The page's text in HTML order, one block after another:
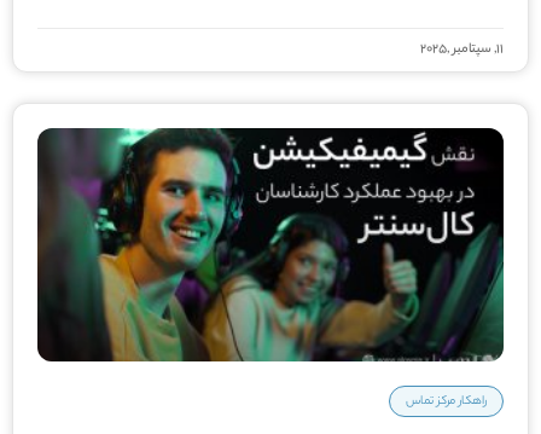
11, سپتامبر ,2025
راهکار مرکز تماس